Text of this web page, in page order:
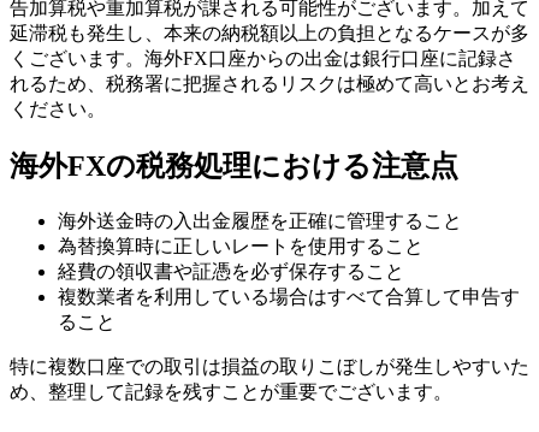
告加算税や重加算税が課される可能性がございます。加えて
延滞税も発生し、本来の納税額以上の負担となるケースが多
くございます。海外FX口座からの出金は銀行口座に記録さ
れるため、税務署に把握されるリスクは極めて高いとお考え
ください。
海外FXの税務処理における注意点
海外送金時の入出金履歴を正確に管理すること
為替換算時に正しいレートを使用すること
経費の領収書や証憑を必ず保存すること
複数業者を利用している場合はすべて合算して申告す
ること
特に複数口座での取引は損益の取りこぼしが発生しやすいた
め、整理して記録を残すことが重要でございます。